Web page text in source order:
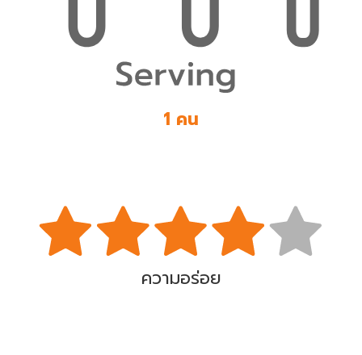
1 คน
ความอร่อย